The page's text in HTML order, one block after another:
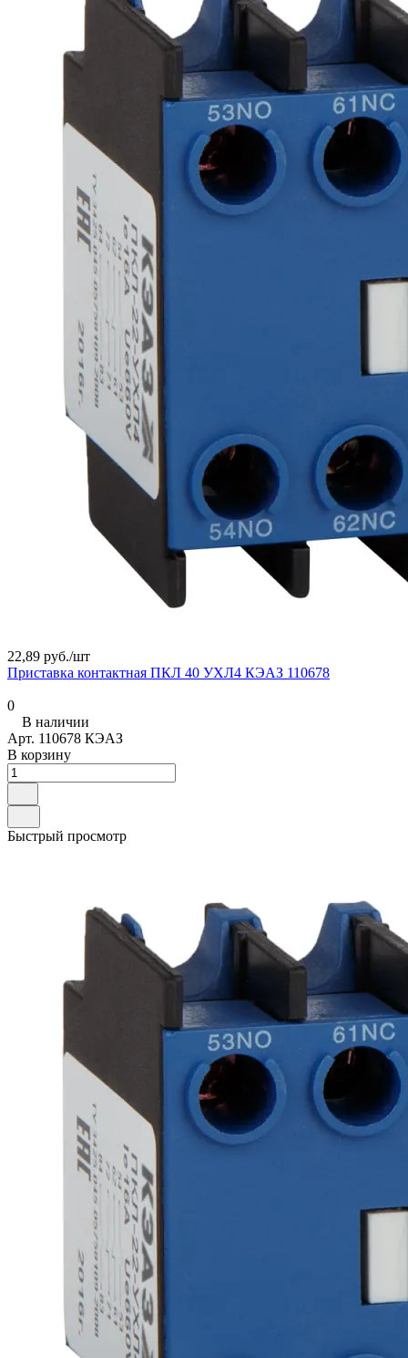
22,89 руб./шт
Приставка контактная ПКЛ 40 УХЛ4 КЭАЗ 110678
0
В наличии
Арт. 110678 КЭАЗ
В корзину
Быстрый просмотр